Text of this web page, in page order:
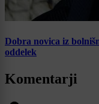
Dobra novica iz
oddelek
Komentarji